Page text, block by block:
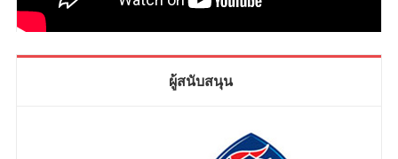
ผู้สนับสนุน